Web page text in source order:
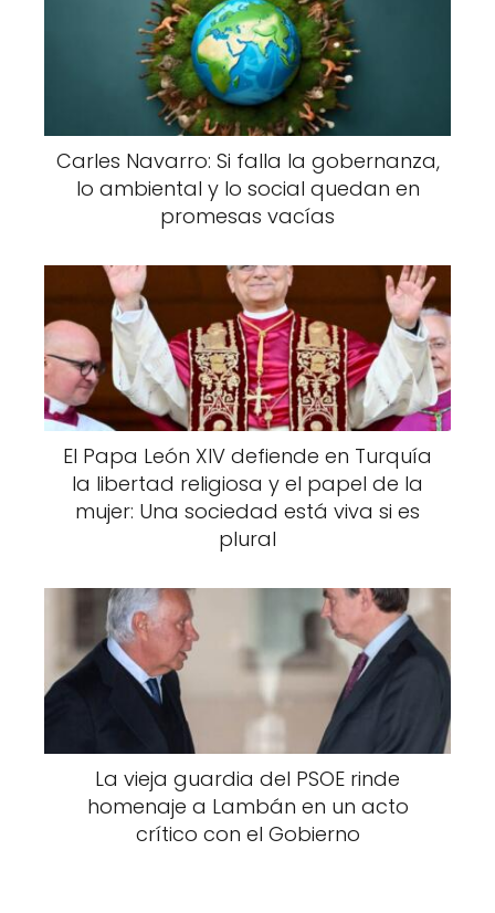
Carles Navarro: Si falla la gobernanza,
lo ambiental y lo social quedan en
promesas vacías
El Papa León XIV defiende en Turquía
la libertad religiosa y el papel de la
mujer: Una sociedad está viva si es
plural
La vieja guardia del PSOE rinde
homenaje a Lambán en un acto
crítico con el Gobierno